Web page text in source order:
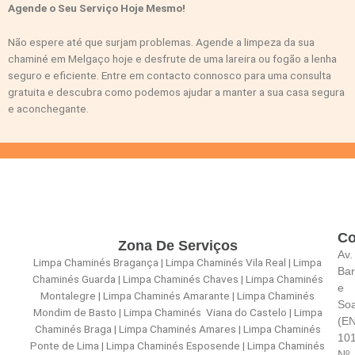
Agende o Seu Serviço Hoje Mesmo!
Não espere até que surjam problemas. Agende a limpeza da sua
chaminé em Melgaço hoje e desfrute de uma lareira ou fogão a lenha
seguro e eficiente. Entre em contacto connosco para uma consulta
gratuita e descubra como podemos ajudar a manter a sua casa segura
e aconchegante.
Zona De Serviços
Limpa Chaminés Bragança | Limpa Chaminés Vila Real | Limpa
Chaminés Guarda | Limpa Chaminés Chaves | Limpa Chaminés
Montalegre | Limpa Chaminés Amarante | Limpa Chaminés
Mondim de Basto | Limpa Chaminés Viana do Castelo | Limpa
Chaminés Braga | Limpa Chaminés Amares | Limpa Chaminés
Ponte de Lima | Limpa Chaminés Esposende | Limpa Chaminés
Av.
e